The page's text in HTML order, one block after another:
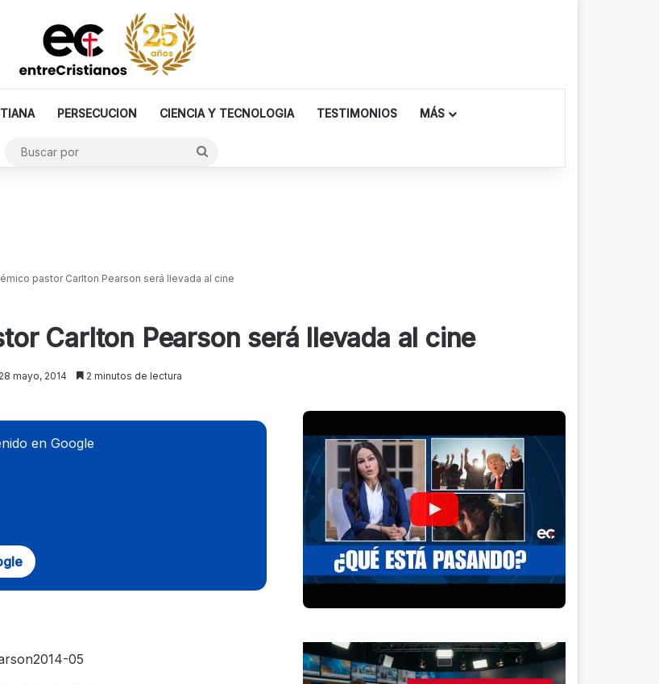
PERSECUCION CIENCIA Y TECNOLOGIA TESTIMONIOS MÁS
pastor Carlton Pearson será llevada al cine
Carlton Pearson será llevada al cine
mayo, 2014 2 minutos de lectura
en Google